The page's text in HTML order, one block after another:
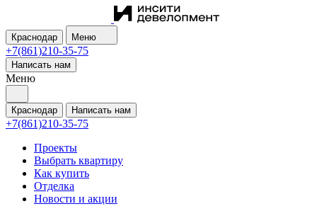
Краснодар Меню
+7(861)210-35-75
Написать нам
Меню
Краснодар Написать нам
+7(861)210-35-75
Проекты
Выбрать квартиру
Как купить
Отделка
Новости и акции